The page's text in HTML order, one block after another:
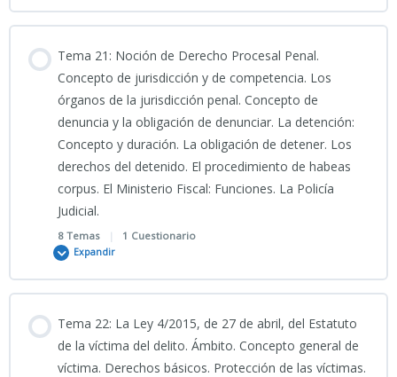
18-PRESENTACIÓN-
Delitos_Patrimonio_y_Orden_Socioeconómico
18-PODCAST TEMA 18 CNP
19-INFO
TEMA 19 CNP_. Delitos contra el orden público. Abril 2026
19-PRESENTACIÓN-Delitos_contra_el_Orden_Público
PODCAST TEMA 19 CNP
0% COMPLETADO 0/5 Pasos
Clase grabada 28_04_2026_ TEMA 20 CNP
PORTADA 2026
TEMA 20 CNP 2026
Delitos_Informáticos_Intimidad_y_Prueba_Digital
Tema 21: Noción de Derecho Procesal Penal.
Concepto de jurisdicción y de competencia. Los
órganos de la jurisdicción penal. Concepto de
denuncia y la obligación de denunciar. La detención:
Concepto y duración. La obligación de detener. Los
derechos del detenido. El procedimiento de habeas
corpus. El Ministerio Fiscal: Funciones. La Policía
Judicial.
8 Temas | 1 Cuestionario
Expandir
0% COMPLETADO 0/8 Pasos
Tema 22: La Ley 4/2015, de 27 de abril, del Estatuto
de la víctima del delito. Ámbito. Concepto general de
víctima. Derechos básicos. Protección de las víctimas.